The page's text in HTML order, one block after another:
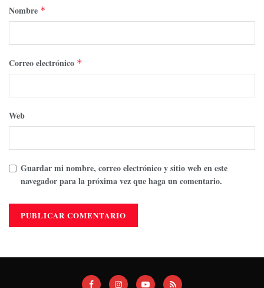
Nombre *
Correo electrónico *
Web
Guardar mi nombre, correo electrónico y sitio web en este
navegador para la próxima vez que haga un comentario.